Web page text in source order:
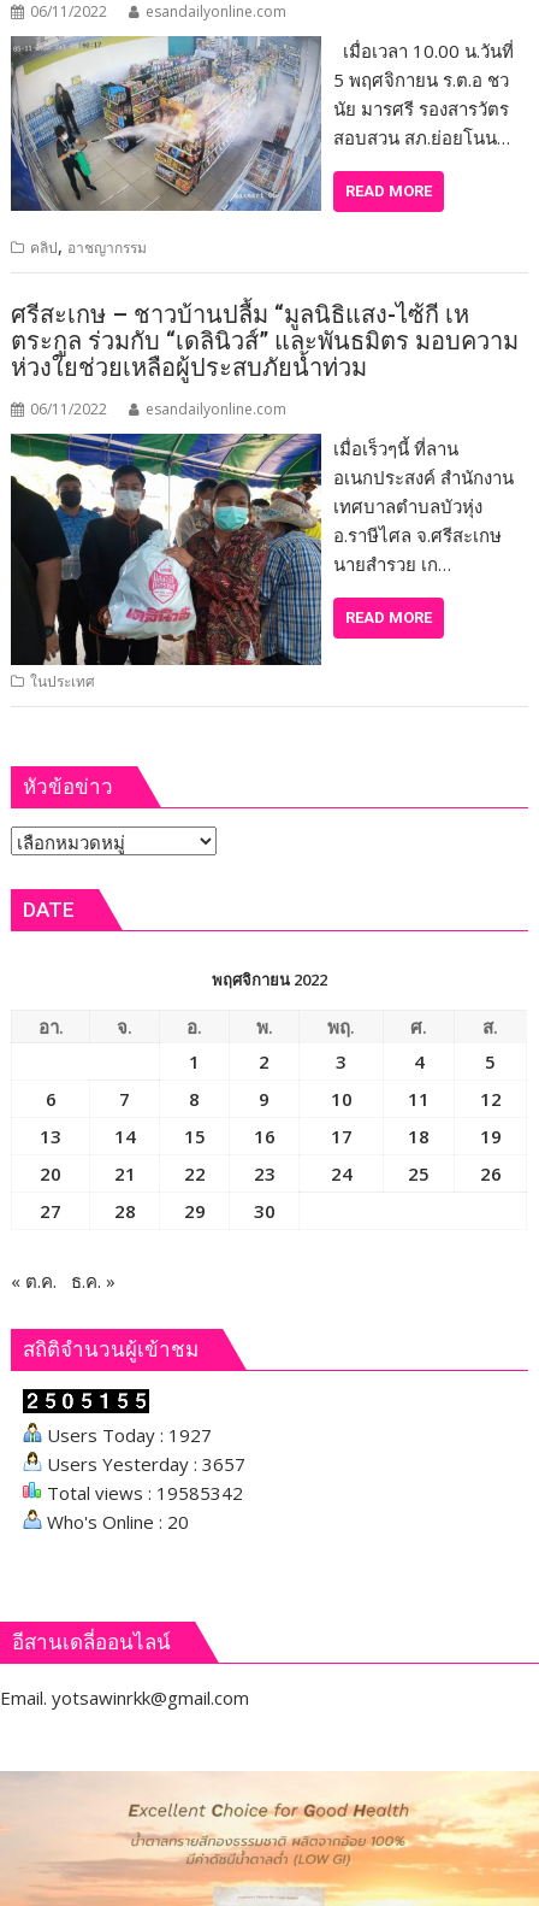
06/11/2022 esandailyonline.com
เมื่อเวลา 10.00 น.วันที่
5 พฤศจิกายน ร.ต.อ ชว
นัย มารศรี รองสารวัตร
สอบสวน สภ.ย่อยโนน…
READ MORE
คลิป, อาชญากรรม
ศรีสะเกษ – ชาวบ้านปลื้ม “มูลนิธิแสง-ไซ้กี เห
ตระกูล ร่วมกับ “เดลินิวส์” และพันธมิตร มอบความ
ห่วงใยช่วยเหลือผู้ประสบภัยน้ำท่วม
06/11/2022 esandailyonline.com
เมื่อเร็วๆนี้ ที่ลาน
อเนกประสงค์ สำนักงาน
เทศบาลตำบลบัวหุ่ง
อ.ราษีไศล จ.ศรีสะเกษ
นายสำรวย เก…
READ MORE
ในประเทศ
หัวข้อข่าว
หัวข้อ
DATE
พฤศจิกายน 2022
อา. จ. อ. พ. พฤ. ศ.
ส.
1
2 3 4
5
6
7 8 9 10 11
12
13
14 15 16 17 18
19
20
21 22 23 24 25
26
27
28 29 30
« ต.ค. ธ.ค. »
สถิติจำนวนผู้เข้าชม
Users Today : 1927
Users Yesterday : 3657
Total views : 19585342
Who's Online : 20
อีสานเดลี่ออนไลน์
Email. yotsawinrkk@gmail.com